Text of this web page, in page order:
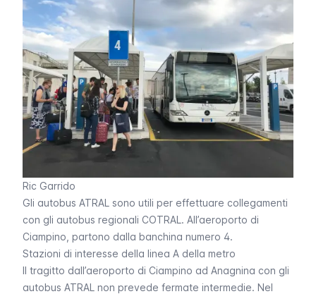
Ric Garrido
Gli autobus ATRAL sono utili per effettuare collegamenti
con gli autobus regionali COTRAL. All’aeroporto di
Ciampino, partono dalla banchina numero 4.
Stazioni di interesse della linea A della metro
Il tragitto dall’aeroporto di Ciampino ad Anagnina con gli
autobus ATRAL non prevede fermate intermedie. Nel